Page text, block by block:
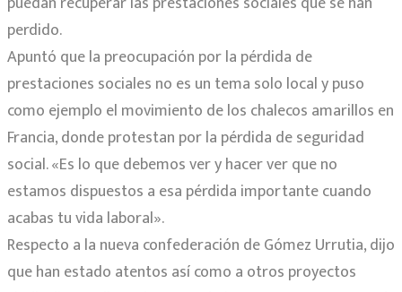
perdido.
Apuntó que la preocupación por la pérdida de
prestaciones sociales no es un tema solo local y puso
como ejemplo el movimiento de los chalecos amarillos en
Francia, donde protestan por la pérdida de seguridad
social. «Es lo que debemos ver y hacer ver que no
estamos dispuestos a esa pérdida importante cuando
acabas tu vida laboral».
Respecto a la nueva confederación de Gómez Urrutia, dijo
que han estado atentos así como a otros proyectos